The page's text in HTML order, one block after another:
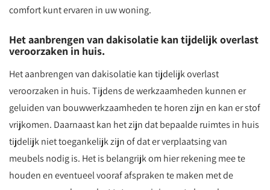
comfort kunt ervaren in uw woning.
Het aanbrengen van dakisolatie kan tijdelijk overlast
veroorzaken in huis.
Het aanbrengen van dakisolatie kan tijdelijk overlast
veroorzaken in huis. Tijdens de werkzaamheden kunnen er
geluiden van bouwwerkzaamheden te horen zijn en kan er stof
vrijkomen. Daarnaast kan het zijn dat bepaalde ruimtes in huis
tijdelijk niet toegankelijk zijn of dat er verplaatsing van
meubels nodig is. Het is belangrijk om hier rekening mee te
houden en eventueel vooraf afspraken te maken met de